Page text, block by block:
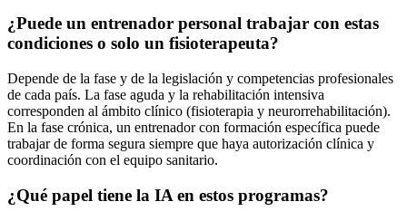
¿Puede un entrenador personal trabajar con estas
condiciones o solo un fisioterapeuta?
Depende de la fase y de la legislación y competencias profesionales
de cada país. La fase aguda y la rehabilitación intensiva
corresponden al ámbito clínico (fisioterapia y neurorrehabilitación).
En la fase crónica, un entrenador con formación específica puede
trabajar de forma segura siempre que haya autorización clínica y
coordinación con el equipo sanitario.
¿Qué papel tiene la IA en estos programas?